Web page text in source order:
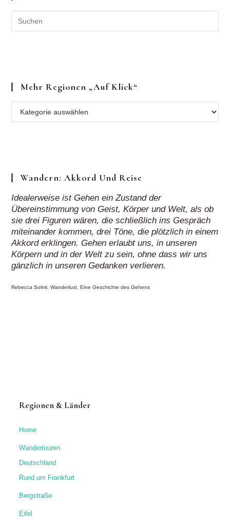
Mehr Regionen „auf Klick“
Regionen
Wandern: Akkord Und Reise
Idealerweise ist Gehen ein Zustand der
Übereinstimmung von Geist, Körper und Welt, als ob
sie drei Figuren wären, die schließlich ins Gespräch
miteinander kommen, drei Töne, die plötzlich in einem
Akkord erklingen. Gehen erlaubt uns, in unseren
Körpern und in der Welt zu sein, ohne dass wir uns
gänzlich in unseren Gedanken verlieren.
Rebecca Solnit, Wanderlust. Eine Geschichte des Gehens
Regionen & Länder
Home
Wandertouren
Deutschland
Rund um Frankfurt
Bergstraße
Eifel